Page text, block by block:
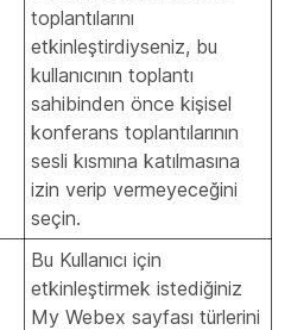
toplantılarını
etkinleştirdiyseniz, bu
kullanıcının toplantı
sahibinden önce kişisel
konferans toplantılarının
sesli kısmına katılmasına
izin verip vermeyeceğini
seçin.
Bu Kullanıcı için
etkinleştirmek istediğiniz
My Webex sayfası türlerini